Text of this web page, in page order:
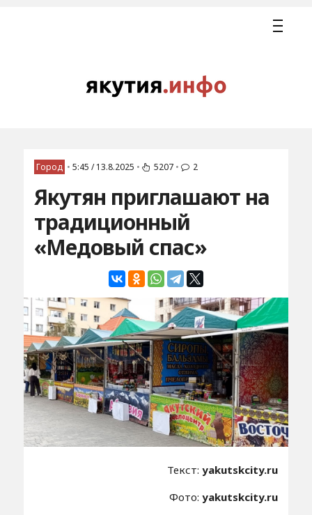
Город • 5:45 / 13.8.2025 • 5207 • 2
Якутян приглашают на
традиционный
«Медовый спас»
Текст:yakutskcity.ru
Фото:yakutskcity.ru